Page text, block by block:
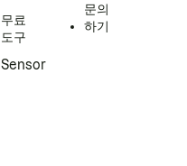
무료
도구
Sensor
문의
하기